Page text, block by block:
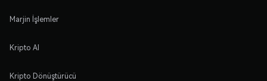
Marjin İşlemler
Kripto Al
Kripto Dönüştürücü